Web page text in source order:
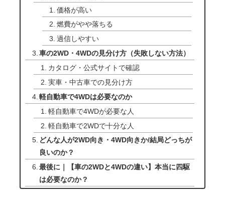
価格が高い
燃費がやや落ちる
過信しやすい
車の2WD・4WDの見分け方（失敗しない方法）
カタログ・公式サイトで確認
実車・中古車での見分け方
軽自動車で4WDは必要なのか
軽自動車で4WDが必要な人
軽自動車で2WDで十分な人
どんな人が2WD向き・4WD向きか/結局どっちが
良いのか？
最後に｜【車の2WDと4WDの違い】本当に四駆
は必要なのか？